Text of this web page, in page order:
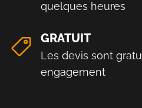
quelques heures
GRATUIT
Les devis sont
engagement